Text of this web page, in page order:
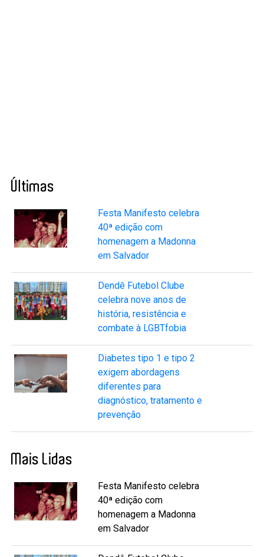
Últimas
Festa Manifesto celebra
40ª edição com
homenagem a Madonna
em Salvador
Dendê Futebol Clube
celebra nove anos de
história, resistência e
combate à LGBTfobia
Diabetes tipo 1 e tipo 2
exigem abordagens
diferentes para
diagnóstico, tratamento e
prevenção
Mais Lidas
Festa Manifesto celebra
40ª edição com
homenagem a Madonna
em Salvador